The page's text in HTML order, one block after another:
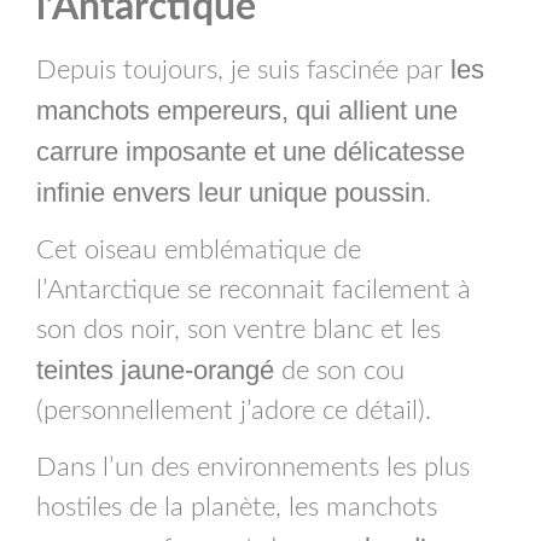
Depuis toujours, je suis fascinée par les
manchots empereurs, qui allient une
carrure imposante et une délicatesse
infinie envers leur unique poussin.
Cet oiseau emblématique de
l’Antarctique se reconnait facilement à
son dos noir, son ventre blanc et les
teintes jaune-orangé de son cou
(personnellement j’adore ce détail).
Dans l’un des environnements les plus
hostiles de la planète, les manchots